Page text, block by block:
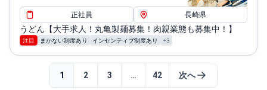
正社員 長崎県
うどん【大手求人！丸亀製麺募集！肉親業態も募集中！】
注目 まかない制度あり インセンティブ制度あり +3
1 2 3 … 42 次へ